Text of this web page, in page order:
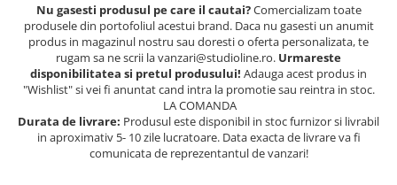
Nu gasesti produsul pe care il cautai?Comercializam toate
produsele din portofoliul acestui brand. Daca nu gasesti un anumit
produs in magazinul nostru sau doresti o oferta personalizata, te
rugam sa ne scrii la vanzari@studioline.ro. Urmareste
disponibilitatea si pretul produsului! Adauga acest produs in
"Wishlist" si vei fi anuntat cand intra la promotie sau reintra in stoc.
LA COMANDA
Durata de livrare: Produsul este disponibil in stoc furnizor si livrabil
in aproximativ 5- 10 zile lucratoare. Data exacta de livrare va fi
comunicata de reprezentantul de vanzari!